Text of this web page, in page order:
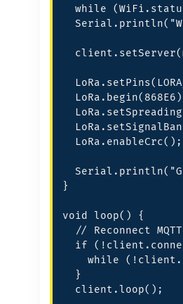
while
  LoRa.enableCrc();
}
void loop() {
// Reconnect
if
while
  }
  client.loop();